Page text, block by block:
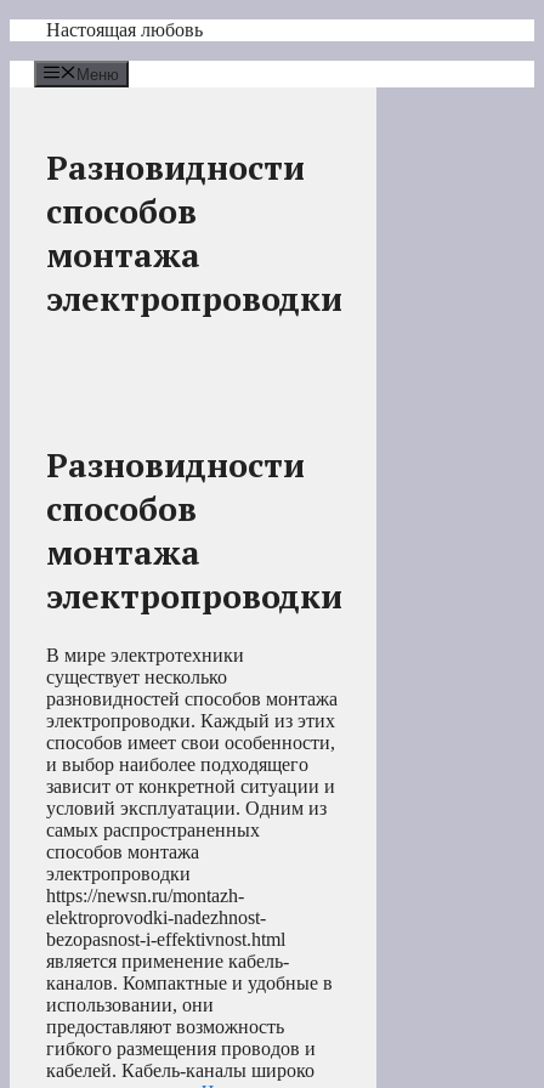
Перейти
содержимому
Настоящая любовь
Меню
Разновидности
способов
монтажа
электропроводки
Разновидности
способов
монтажа
электропроводки
В мире электротехники
существует несколько
разновидностей способов монтажа
электропроводки. Каждый из этих
способов имеет свои особенности,
и выбор наиболее подходящего
зависит от конкретной ситуации и
условий эксплуатации. Одним из
самых распространенных
способов монтажа
электропроводки
https://newsn.ru/montazh-
elektroprovodki-nadezhnost-
bezopasnost-i-effektivnost.html
является применение кабель-
каналов. Компактные и удобные в
использовании, они
предоставляют возможность
гибкого размещения проводов и
кабелей. Кабель-каналы широко